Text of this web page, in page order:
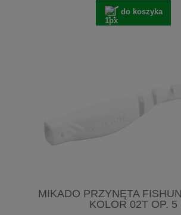
do koszyka
MIKADO PRZYNĘTA
KOLOR 02T OP. 5